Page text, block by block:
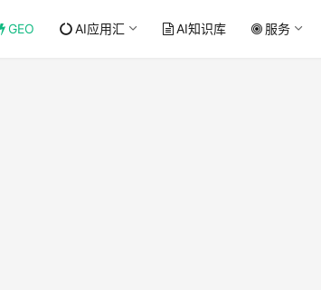
GEO AI应用汇 AI知识库 服务